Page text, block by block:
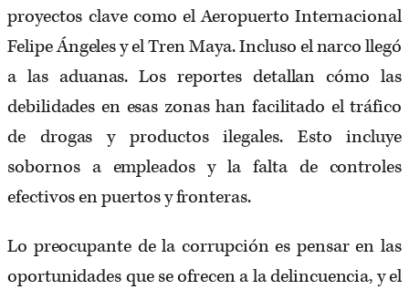
proyectos clave como el Aeropuerto Internacional
Felipe Ángeles y el Tren Maya. Incluso el narco llegó
a las aduanas. Los reportes detallan cómo las
debilidades en esas zonas han facilitado el tráfico
de drogas y productos ilegales. Esto incluye
sobornos a empleados y la falta de controles
efectivos en puertos y fronteras.
Lo preocupante de la corrupción es pensar en las
oportunidades que se ofrecen a la delincuencia, y el